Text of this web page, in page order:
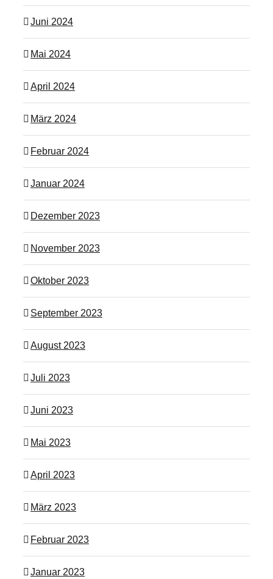
Juni 2024
Mai 2024
April 2024
März 2024
Februar 2024
Januar 2024
Dezember 2023
November 2023
Oktober 2023
September 2023
August 2023
Juli 2023
Juni 2023
Mai 2023
April 2023
März 2023
Februar 2023
Januar 2023